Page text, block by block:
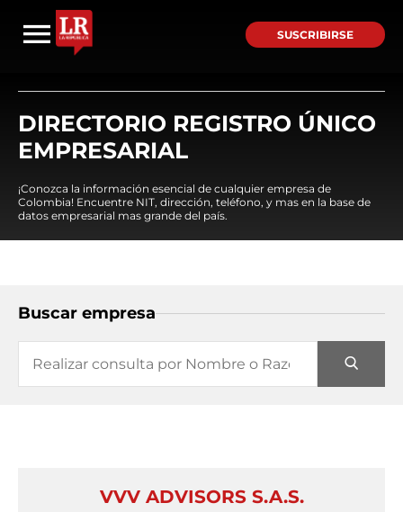
SUSCRIBIRSE
DIRECTORIO REGISTRO ÚNICO
EMPRESARIAL
¡Conozca la información esencial de cualquier empresa de
Colombia! Encuentre NIT, dirección, teléfono, y mas en la base de
datos empresarial mas grande del país.
Buscar empresa
VVV ADVISORS S.A.S.